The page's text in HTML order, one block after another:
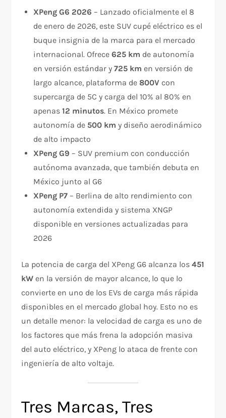
XPeng G6 2026 – Lanzado oficialmente el 8
de enero de 2026, este SUV cupé eléctrico es el
buque insignia de la marca para el mercado
internacional. Ofrece625 km de autonomía
en versión estándar y725 km en versión de
largo alcance, plataforma de800V con
supercarga de 5C y carga del 10% al 80% en
apenas12 minutos. En México promete
autonomía de 500 km y diseño aerodinámico
de alto impacto
XPeng G9 – SUV premium con conducción
autónoma avanzada, que también debuta en
México junto al G6
XPeng P7 – Berlina de alto rendimiento con
autonomía extendida y sistema XNGP
disponible en versiones actualizadas para
2026
La potencia de carga del XPeng G6 alcanza los451
kW en la versión de mayor alcance, lo que lo
convierte en uno de los EVs de carga más rápida
disponibles en el mercado global hoy. Esto no es
un detalle menor: la velocidad de carga es uno de
los factores que más frena la adopción masiva
del auto eléctrico, y XPeng lo ataca de frente con
ingeniería de alto voltaje.
Tres Marcas, Tres